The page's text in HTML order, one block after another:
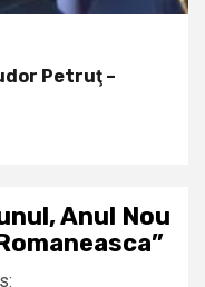
Petruţ –
Anul Nou
”